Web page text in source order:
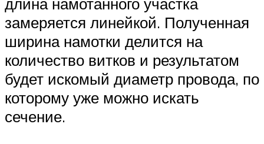
замеряется линейкой. Полученная
ширина намотки делится на
количество витков и результатом
будет искомый диаметр провода, по
которому уже можно искать
сечение.